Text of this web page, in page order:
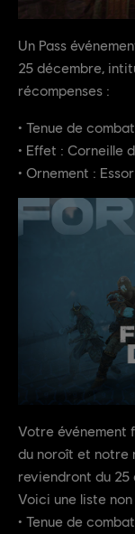
Un Pass
25 décembre,
récompenses :
• Tenue de
• Effet : Corneille
• Ornement :
Votre événement
du noroît et notre
reviendront du 25
Voici une liste
• Tenue de